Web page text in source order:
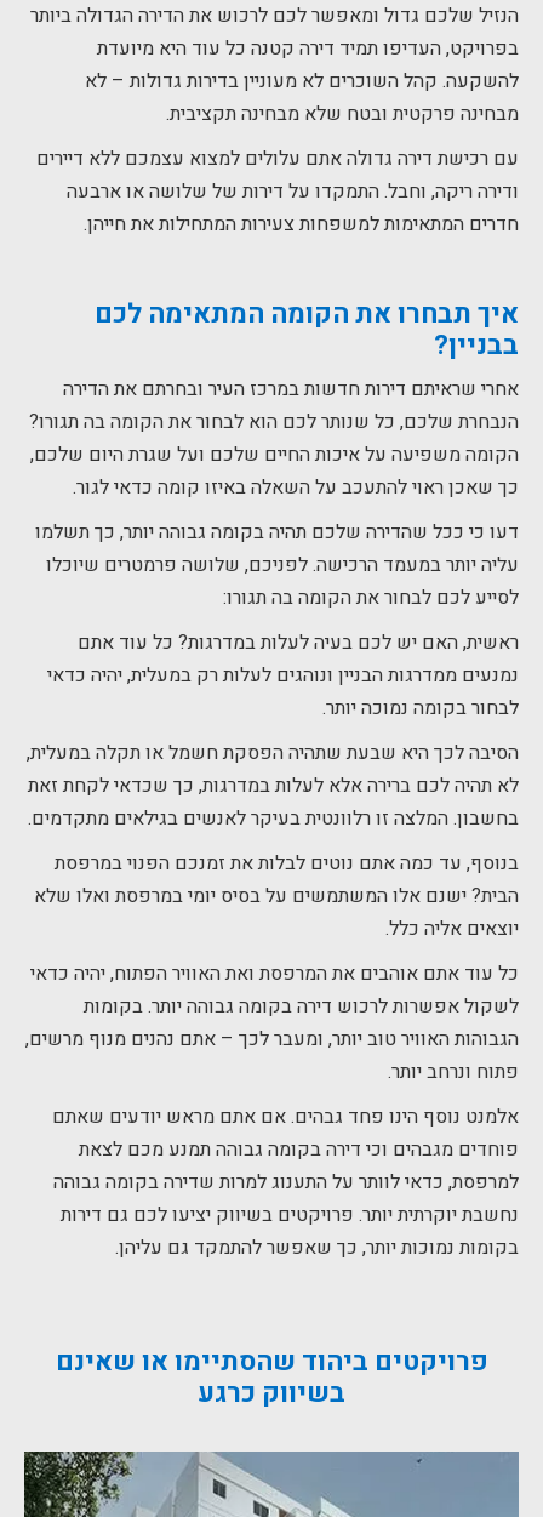
הנזיל שלכם גדול ומאפשר לכם לרכוש את הדירה הגדולה ביותר
בפרויקט, העדיפו תמיד דירה קטנה כל עוד היא מיועדת
להשקעה. קהל השוכרים לא מעוניין בדירות גדולות – לא
מבחינה פרקטית ובטח שלא מבחינה תקציבית.
עם רכישת דירה גדולה אתם עלולים למצוא עצמכם ללא דיירים
ודירה ריקה, וחבל. התמקדו על דירות של שלושה או ארבעה
חדרים המתאימות למשפחות צעירות המתחילות את חייהן.
איך תבחרו את הקומה המתאימה לכם
בבניין?
אחרי שראיתם דירות חדשות במרכז העיר ובחרתם את הדירה
הנבחרת שלכם, כל שנותר לכם הוא לבחור את הקומה בה תגורו?
הקומה משפיעה על איכות החיים שלכם ועל שגרת היום שלכם,
כך שאכן ראוי להתעכב על השאלה באיזו קומה כדאי לגור.
דעו כי ככל שהדירה שלכם תהיה בקומה גבוהה יותר, כך תשלמו
עליה יותר במעמד הרכישה. לפניכם, שלושה פרמטרים שיוכלו
לסייע לכם לבחור את הקומה בה תגורו:
ראשית, האם יש לכם בעיה לעלות במדרגות? כל עוד אתם
נמנעים ממדרגות הבניין ונוהגים לעלות רק במעלית, יהיה כדאי
לבחור בקומה נמוכה יותר.
הסיבה לכך היא שבעת שתהיה הפסקת חשמל או תקלה במעלית,
לא תהיה לכם ברירה אלא לעלות במדרגות, כך שכדאי לקחת זאת
בחשבון. המלצה זו רלוונטית בעיקר לאנשים בגילאים מתקדמים.
בנוסף, עד כמה אתם נוטים לבלות את זמנכם הפנוי במרפסת
הבית? ישנם אלו המשתמשים על בסיס יומי במרפסת ואלו שלא
יוצאים אליה כלל.
כל עוד אתם אוהבים את המרפסת ואת האוויר הפתוח, יהיה כדאי
לשקול אפשרות לרכוש דירה בקומה גבוהה יותר. בקומות
הגבוהות האוויר טוב יותר, ומעבר לכך – אתם נהנים מנוף מרשים,
פתוח ונרחב יותר.
אלמנט נוסף הינו פחד גבהים. אם אתם מראש יודעים שאתם
פוחדים מגבהים וכי דירה בקומה גבוהה תמנע מכם לצאת
למרפסת, כדאי לוותר על התענוג למרות שדירה בקומה גבוהה
נחשבת יוקרתית יותר. פרויקטים בשיווק יציעו לכם גם דירות
בקומות נמוכות יותר, כך שאפשר להתמקד גם עליהן.
פרויקטים ביהוד שהסתיימו או שאינם
בשיווק כרגע